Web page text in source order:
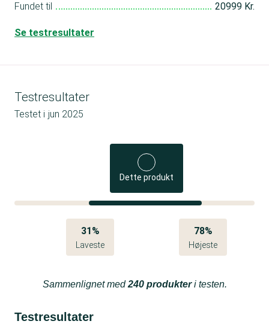
Fundet til 20999 Kr.
Se testresultater
Testresultater
Testet i jun 2025
Dette produkt
31%
Laveste
78%
Højeste
Sammenlignet med240 produkteri testen.
Testresultater